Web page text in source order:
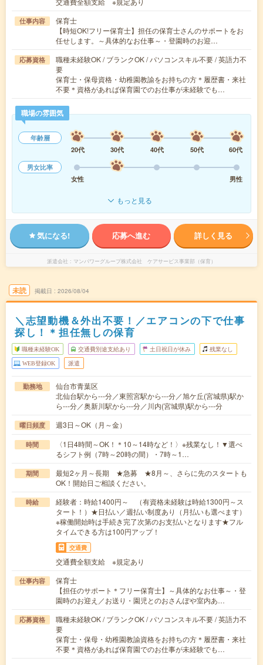
仕事内容
保育士
【時短OK!フリー保育士】担任の保育士さんのサポートをお
任せします。～具体的なお仕事～・登園時のお迎…
応募資格
職種未経験OK / ブランクOK / パソコンスキル不要 / 英語力不
要
保育士・保母資格・幼稚園教諭をお持ちの方＊履歴書・来社
不要＊資格があれば保育園でのお仕事が未経験でも…
職場の雰囲気
年齢層
20代
30代 40代 50代
60代
男女比率
女性
男性
もっと見る
気になる! 応募へ進む 詳しく見る
派遣会社 マンパワーグループ株式会社 ケアサービス事業部（保育）
未読 掲載日 2026/08/04
＼志望動機＆外出不要！／エアコンの下で仕事
探し！＊担任無しの保育
職種未経験OK 交通費別途支給あり 土日祝日が休み 残業なし
WEB登録OK 派遣
勤務地
仙台市青葉区
北仙台駅から---分／東照宮駅から---分／旭ケ丘(宮城県)駅か
ら---分／奥新川駅から---分／川内(宮城県)駅から---分
曜日頻度 週3日～OK（月～金）
時間
〈1日4時間～OK！＊10～14時など！〉※残業なし！▼選べ
るシフト例（7時～20時の間）・7時～1…
期間
最短2ヶ月～長期 ★急募 ★8月～、さらに先のスタートも
OK！開始日ご相談ください。
時給
経験者：時給1400円～ （有資格未経験は時給1300円～ス
タート！）★日払い／週払い制度あり（月払いも選べます）
※稼働開始時は手続き完了次第のお支払いとなります★フル
タイムできる方は100円アップ！
交通費
交通費全額支給 ※規定あり
仕事内容
保育士
【担任のサポート＊フリー保育士】～具体的なお仕事～・登
園時のお迎え／お送り・園児とのおさんぽや室内あ…
応募資格
職種未経験OK / ブランクOK / パソコンスキル不要 / 英語力不
要
保育士・保母・幼稚園教諭資格をお持ちの方＊履歴書・来社
不要＊資格があれば保育園でのお仕事が未経験でも…